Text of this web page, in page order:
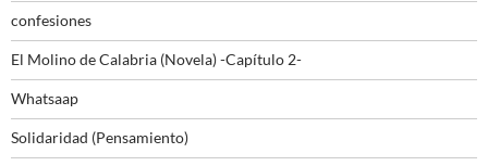
confesiones
El Molino de Calabria (Novela) -Capítulo 2-
Whatsaap
Solidaridad (Pensamiento)